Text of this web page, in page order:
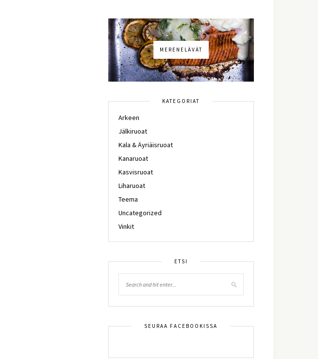
MERENELÄVÄT
KATEGORIAT
Arkeen
Jälkiruoat
Kala & Äyriäisruoat
Kanaruoat
Kasvisruoat
Liharuoat
Teema
Uncategorized
Vinkit
ETSI
SEURAA FACEBOOKISSA